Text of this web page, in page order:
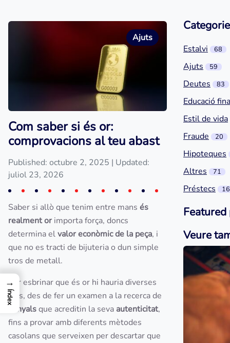
Ajuts
Com saber si és or:
comprovacions al teu abast
Published: octubre 2, 2025 | Updated:
juliol 23, 2026
Saber si allò que tenim entre mans és
realment orimporta força, doncs
determina elvalor econòmic de la peça, i
que no es tracti de bijuteria o dun simple
tros de metall.
Per esbrinar que és or hi hauria diverses
vies, des de fer un examen a la recerca de
senyalsque acreditin la seva autenticitat,
fins a provar amb diferents mètodes
casolans que serveixen per descartar que
Estalvi 68
Ajuts 59
Deutes 83
Educació
Estil de vida
Fraude
20
Hipoteques
Altres
71
Préstecs
Featured
Veure
→
Índex